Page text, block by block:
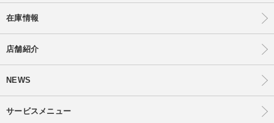
在庫情報
店舗紹介
NEWS
サービスメニュー